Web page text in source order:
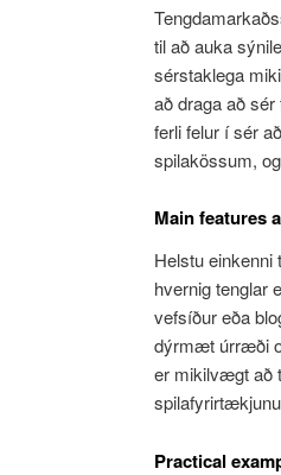
til að auka
sérstaklega
að draga að
ferli felur í sér
spilakössum,
Main features
Helstu
hvernig tenglar
vefsíður eða
dýrmæt úrræði
er mikilvægt að
Practical